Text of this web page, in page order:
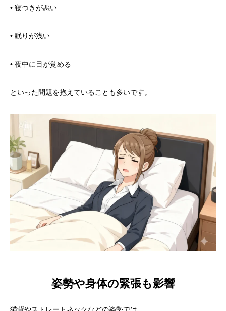
• 寝つきが悪い
• 眠りが浅い
• 夜中に目が覚める
といった問題を抱えていることも多いです。
姿勢や身体の緊張も影響